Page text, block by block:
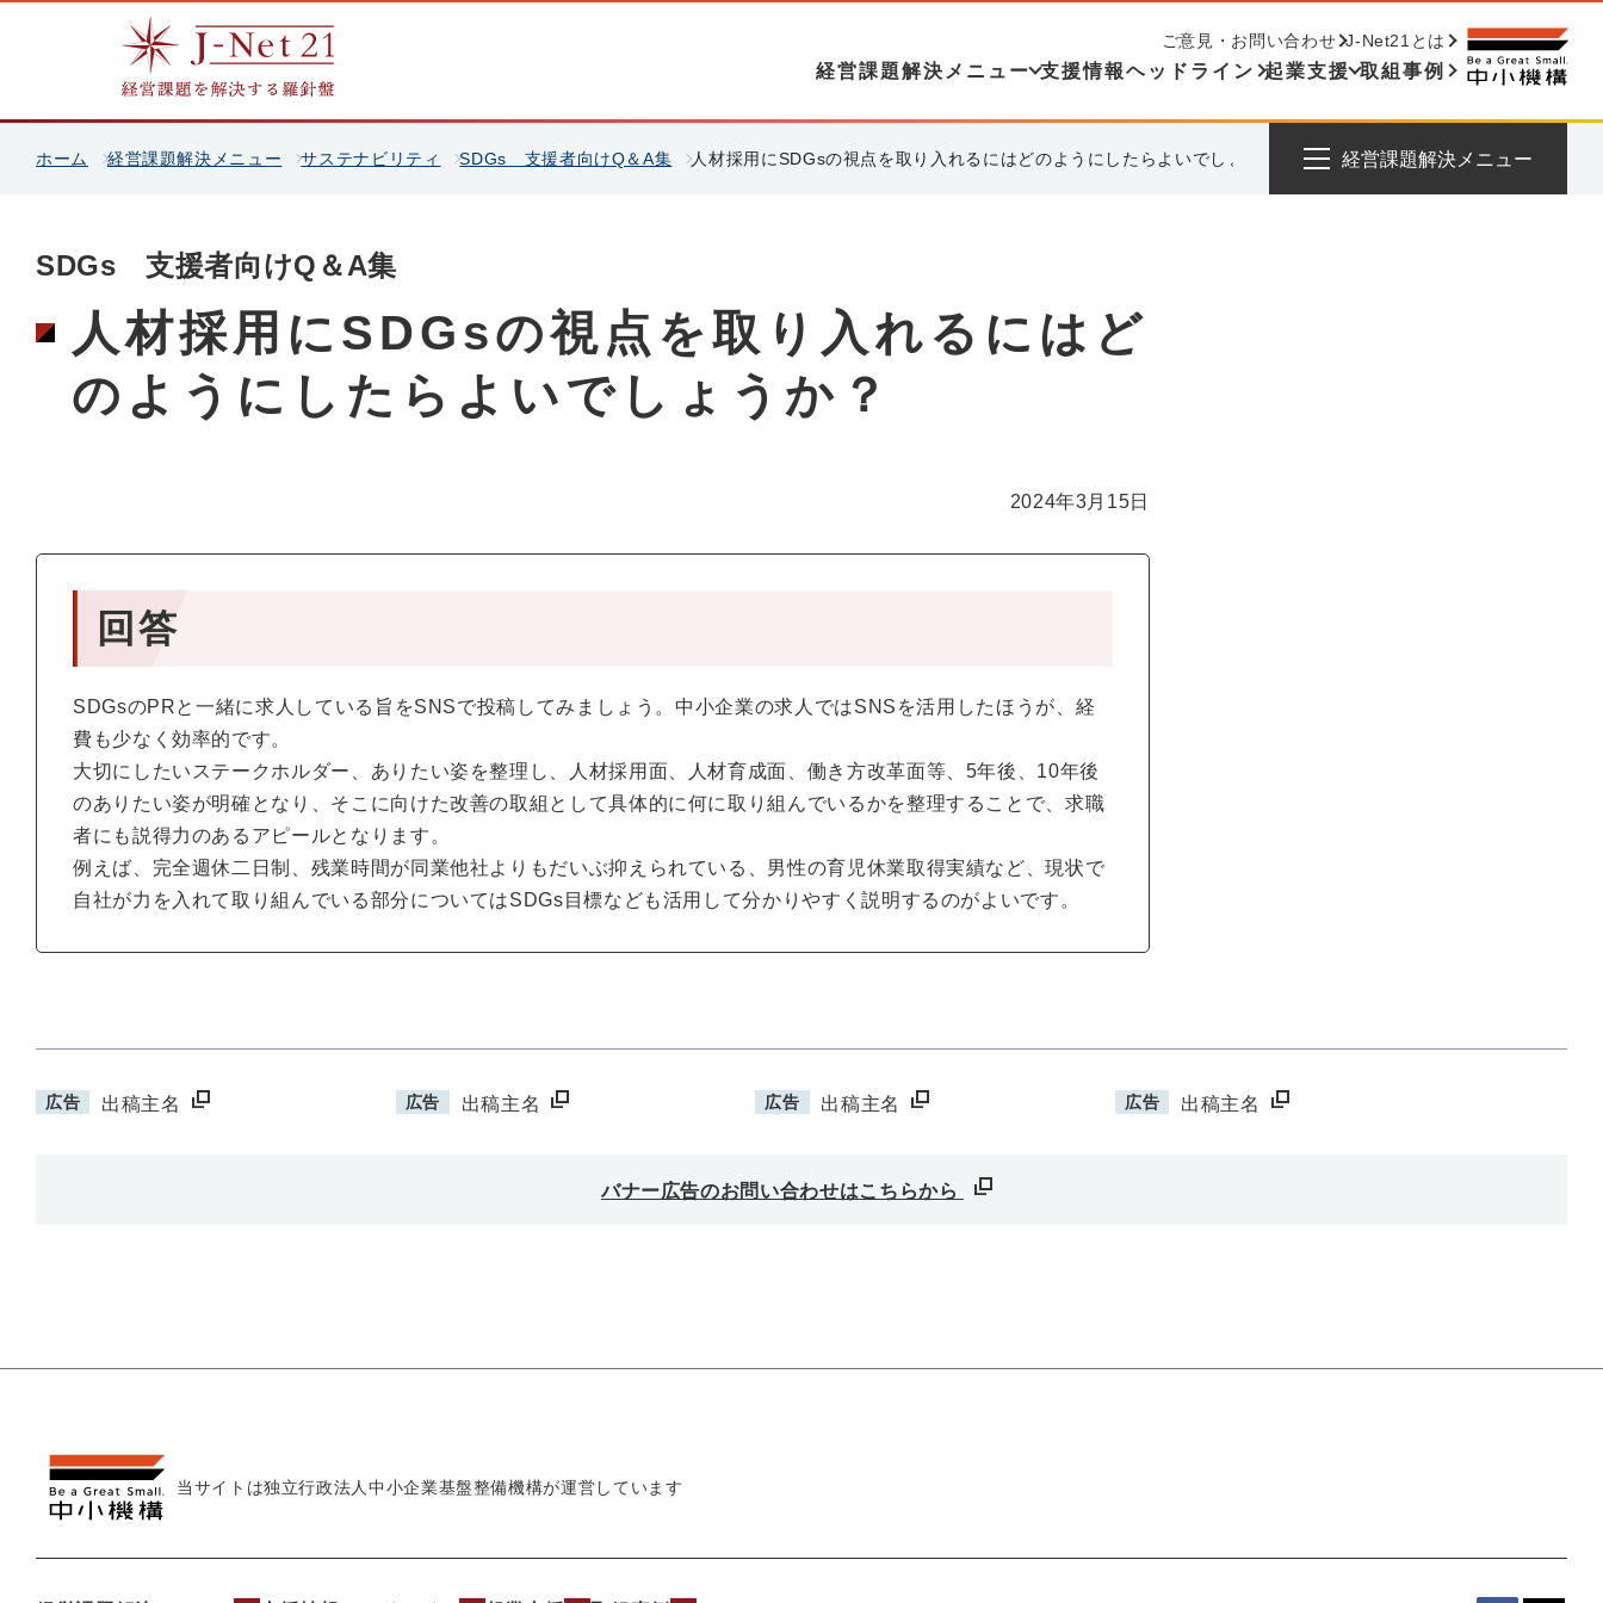
経営課題解決メニュー 支援情報ヘッドライン 起業支援 取組事例
ご意見・お問い合わせ J-Net21とは
ホーム 経営課題解決メニュー サステナビリティ SDGs 支援者向けQ＆A集 人材採用にSDGsの視点を取り入れるにはどのようにしたらよいでしょうか？ 経営課題解決メニュー
SDGs 支援者向けQ＆A集
人材採用にSDGsの視点を取り入れるにはど
のようにしたらよいでしょうか？
2024年3月15日
回答
SDGsのPRと一緒に求人している旨をSNSで投稿してみましょう。中小企業の求人ではSNSを活用したほうが、経
費も少なく効率的です。
大切にしたいステークホルダー、ありたい姿を整理し、人材採用面、人材育成面、働き方改革面等、5年後、10年後
のありたい姿が明確となり、そこに向けた改善の取組として具体的に何に取り組んでいるかを整理することで、求職
者にも説得力のあるアピールとなります。
例えば、完全週休二日制、残業時間が同業他社よりもだいぶ抑えられている、男性の育児休業取得実績など、現状で
自社が力を入れて取り組んでいる部分についてはSDGs目標なども活用して分かりやすく説明するのがよいです。
広告 出稿主名 広告 出稿主名 広告 出稿主名 広告 出稿主名
バナー広告のお問い合わせはこちらから
当サイトは独立行政法人中小企業基盤整備機構が運営しています